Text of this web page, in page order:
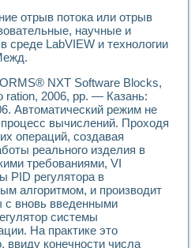
для характеризации
в исследовании
процессов получения
технического зрения для контроля
переходных процессов
при разработке обучающих
тренажеров путем
сигнализации и защиты ускорителя
и управления процессом
газовой среды специальной
обеспечения с
NATIONAL INSTRUMENTS
промышленной термотрансферной
исследований на базе
иммитанса для исследова¬ния
отрыв потока или отрыв
научные и
среде LabVIEW и технологии
NXT Software Blocks,
ration, 2006, pp. — Казань:
Автоматический режим не
вычислений. Проходя
операций, создавая
реального изделия в
требованиями, VI
PID регулятора в
алгоритмом, и производит
с вновь введенными
системы
На практике это
ввиду конечности числа